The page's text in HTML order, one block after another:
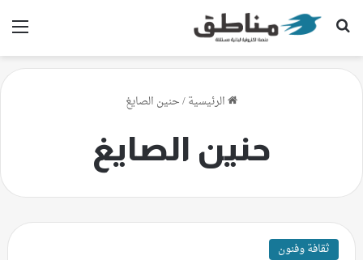
بحث عن
الرئيسية/حنين الصايغ
حنين الصايغ
ثقافة وفنون